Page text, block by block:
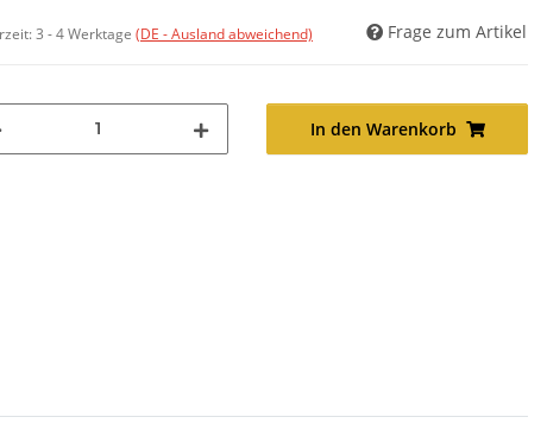
3 - 4 Werktage (DE - Ausland abweichend) Frage zum Artikel
In den Warenkorb